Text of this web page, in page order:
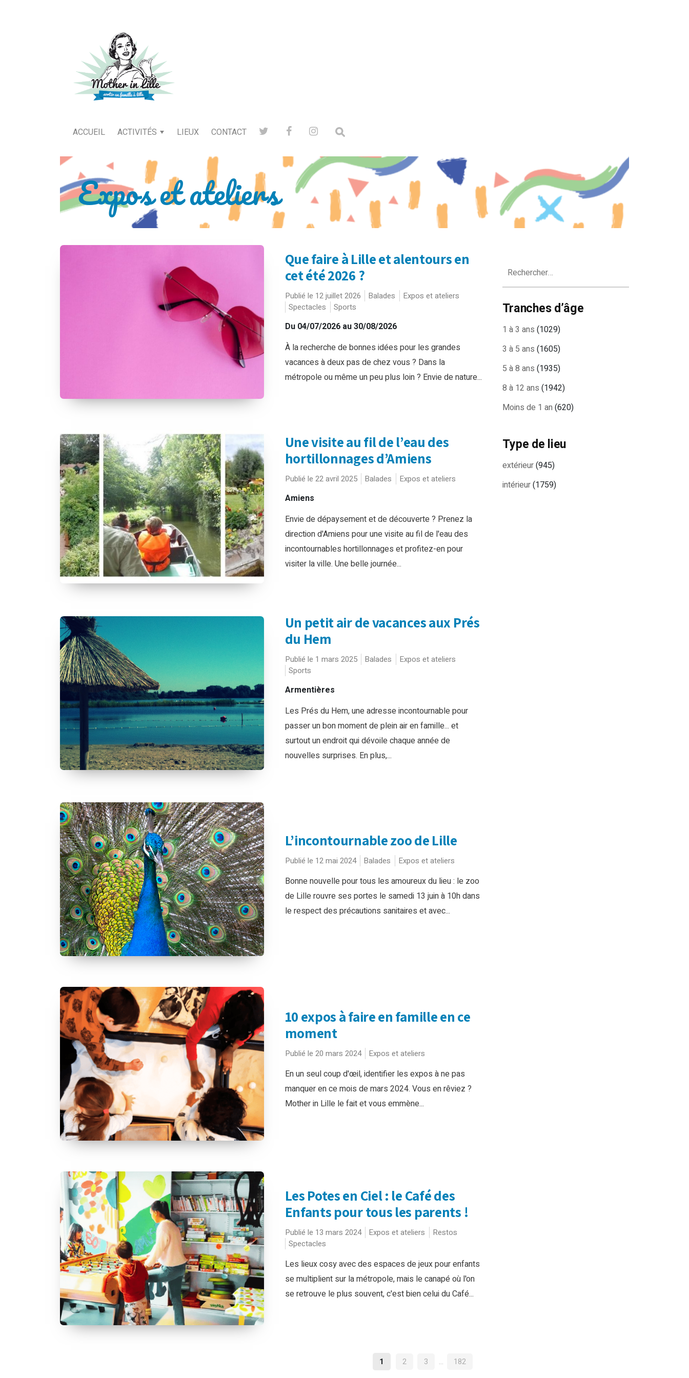
ACCUEIL ACTIVITÉS LIEUX CONTACT
Expos et ateliers
Que faire à Lille et alentours en
cet été 2026 ?
Publié le 12 juillet 2026 Balades
Expos et ateliers
Spectacles
Sports
Du 04/07/2026 au 30/08/2026
À la recherche de bonnes idées pour les grandes
vacances à deux pas de chez vous ? Dans la
métropole ou même un peu plus loin ? Envie de nature...
Une visite au fil de l’eau des
hortillonnages d’Amiens
Publié le 22 avril 2025 Balades Expos et ateliers
Amiens
Envie de dépaysement et de découverte ? Prenez la
direction d'Amiens pour une visite au fil de l'eau des
incontournables hortillonnages et profitez-en pour
visiter la ville. Une belle journée...
Un petit air de vacances aux Prés
du Hem
Publié le 1 mars 2025 Balades
Expos et ateliers
Sports
Armentières
Les Prés du Hem, une adresse incontournable pour
passer un bon moment de plein air en famille... et
surtout un endroit qui dévoile chaque année de
nouvelles surprises. En plus,...
L’incontournable zoo de Lille
Publié le 12 mai 2024 Balades Expos et ateliers
Bonne nouvelle pour tous les amoureux du lieu : le zoo
de Lille rouvre ses portes le samedi 13 juin à 10h dans
le respect des précautions sanitaires et avec...
10 expos à faire en famille en ce
moment
Publié le 20 mars 2024 Expos et ateliers
En un seul coup d'œil, identifier les expos à ne pas
manquer en ce mois de mars 2024. Vous en rêviez ?
Mother in Lille le fait et vous emmène...
Les Potes en Ciel : le Café des
Enfants pour tous les parents !
Publié le 13 mars 2024 Expos et ateliers
Restos
Spectacles
Les lieux cosy avec des espaces de jeux pour enfants
se multiplient sur la métropole, mais le canapé où l'on
se retrouve le plus souvent, c'est bien celui du Café...
NAVIGATION
1 2 3 … 182
Tranches d’âge
1 à 3 ans (1029)
3 à 5 ans (1605)
5 à 8 ans (1935)
8 à 12 ans (1942)
Moins de 1 an (620)
Type de lieu
extérieur(945)
intérieur(1759)